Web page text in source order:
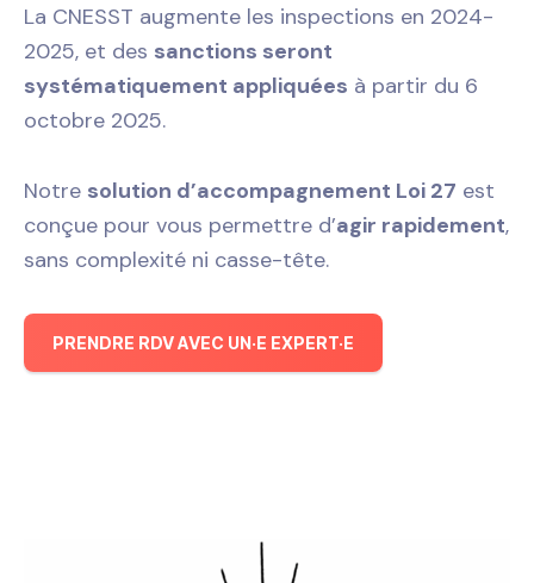
La CNESST augmente les inspections en 2024-
2025, et des sanctions seront
systématiquement appliquées à partir du 6
octobre 2025.
Notre solution d’accompagnement Loi 27 est
conçue pour vous permettre d’agir rapidement,
sans complexité ni casse-tête.
PRENDRE RDV AVEC UN·E EXPERT·E